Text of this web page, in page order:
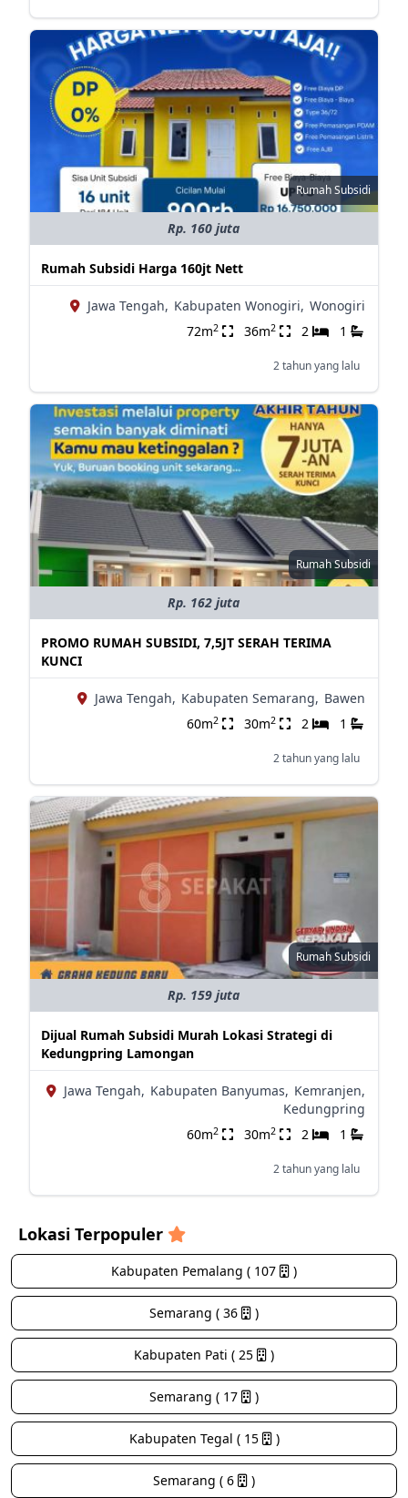
Rumah Subsidi
Rp. 160 juta
Rumah Subsidi Harga 160jt Nett
Jawa Tengah, Kabupaten Wonogiri, Wonogiri
72m2 36m2 2 1
2 tahun yang lalu
Rumah Subsidi
Rp. 162 juta
PROMO RUMAH SUBSIDI, 7,5JT SERAH TERIMA
KUNCI
Jawa Tengah, Kabupaten Semarang, Bawen
60m2 30m2 2 1
2 tahun yang lalu
Rumah Subsidi
Rp. 159 juta
Dijual Rumah Subsidi Murah Lokasi Strategi di
Kedungpring Lamongan
Jawa Tengah, Kabupaten Banyumas, Kemranjen,
Kedungpring
60m2 30m2 2 1
2 tahun yang lalu
Lokasi Terpopuler
Kabupaten Pemalang ( 107 )
Semarang ( 36 )
Kabupaten Pati ( 25 )
Semarang ( 17 )
Kabupaten Tegal ( 15 )
Semarang ( 6 )